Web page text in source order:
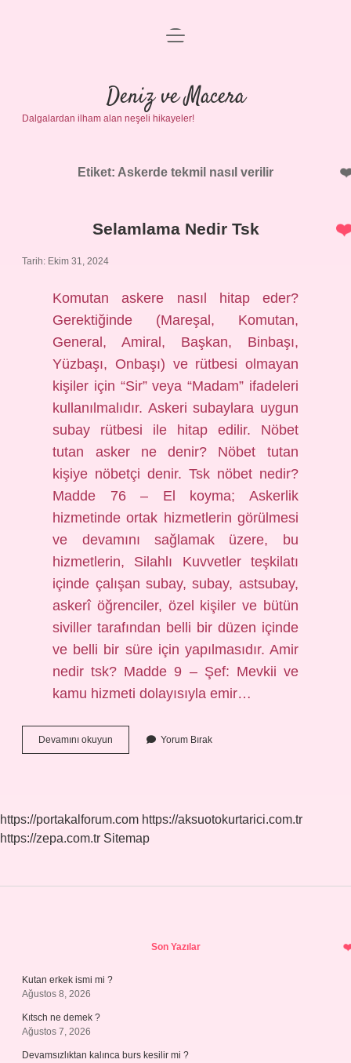
Anasayfa
Gizlilik Politikası
Yasal Uyarı
menüyü
Deniz ve Macera
Dalgalardan ilham alan neşeli hikayeler!
Etiket: Askerde tekmil nasıl verilir
Selamlama Nedir Tsk
Tarih: Ekim 31, 2024
Komutan askere nasıl hitap eder?
Gerektiğinde (Mareşal, Komutan,
General, Amiral, Başkan, Binbaşı,
Yüzbaşı, Onbaşı) ve rütbesi olmayan
kişiler için “Sir” veya “Madam” ifadeleri
kullanılmalıdır. Askeri subaylara uygun
subay rütbesi ile hitap edilir. Nöbet
tutan asker ne denir? Nöbet tutan
kişiye nöbetçi denir. Tsk nöbet nedir?
Madde 76 – El koyma; Askerlik
hizmetinde ortak hizmetlerin görülmesi
ve devamını sağlamak üzere, bu
hizmetlerin, Silahlı Kuvvetler teşkilatı
içinde çalışan subay, subay, astsubay,
askerî öğrenciler, özel kişiler ve bütün
siviller tarafından belli bir düzen içinde
ve belli bir süre için yapılmasıdır. Amir
nedir tsk? Madde 9 – Şef: Mevkii ve
kamu hizmeti dolayısıyla emir…
Devamını okuyun Selamlama
Nedir
Yorum Bırak
https://portakalforum.com https://aksuotokurtarici.com.tr
https://zepa.com.tr Sitemap
Son Yazılar
Kutan erkek ismi mi ?
Ağustos 8, 2026
Kıtsch ne demek ?
Ağustos 7, 2026
Devamsızlıktan kalınca burs kesilir mi ?